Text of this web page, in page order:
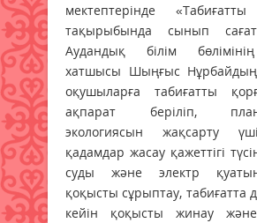
мектептерінде
тақырыбында сынып
Аудандық білім
хатшысы Шыңғыс
оқушыларға табиғатты
ақпарат беріліп,
экологиясын жақсарту
қадамдар жасау қажеттігі
суды және электр
қоқысты сұрыптау, табиғатта
кейін қоқысты жинау